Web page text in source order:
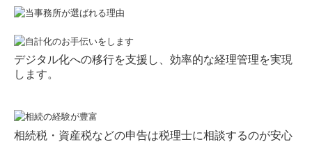
デジタル化への移行を支援し、効率的な経理管理を実現
します。
相続税・資産税などの申告は税理士に相談するのが安心